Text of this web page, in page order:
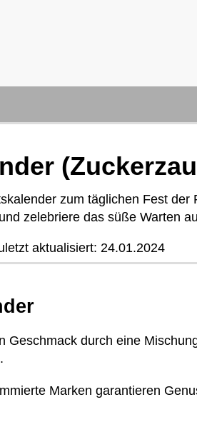
zum täglichen Fest der
zelebriere das süße Warten
aktualisiert: 24.01.2024
Geschmack durch eine
Marken garantieren